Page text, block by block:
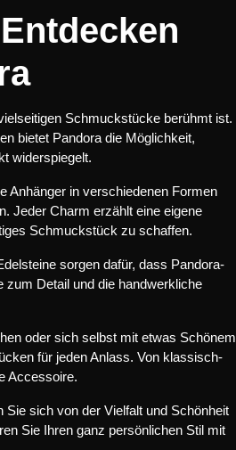
Schmuckstücke berühmt ist.
bietet Pandora die Möglichkeit,
widerspiegelt.
Anhänger in verschiedenen Formen
Jeder Charm erzählt eine eigene
Schmuckstück zu schaffen.
sorgen dafür, dass Pandora-
zum Detail und die handwerkliche
oder sich selbst mit etwas Schönem
für jeden Anlass. Von klassisch-
Accessoire.
sich von der Vielfalt und Schönheit
Sie Ihren ganz persönlichen Stil mit